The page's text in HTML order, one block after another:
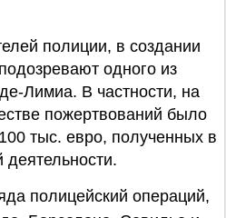
полиции, в создании
одного из
Лимиа. В частности, на
пожертвований было
тыс. евро, полученных в
деятельности.
полицейский операций,